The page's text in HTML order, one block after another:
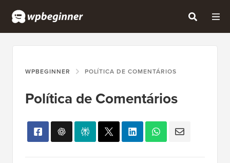
WPBEGINNER POLÍTICA DE COMENTÁRIOS
Política de Comentários